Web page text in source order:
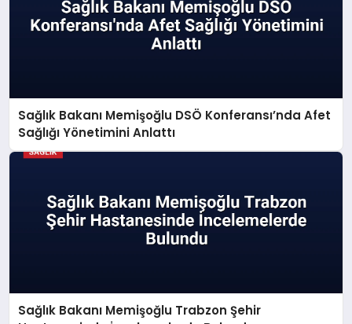
Sağlık Bakanı Memişoğlu DSÖ Konferansı’nda Afet
Sağlığı Yönetimini Anlattı
Sağlık Bakanı Memişoğlu Trabzon Şehir